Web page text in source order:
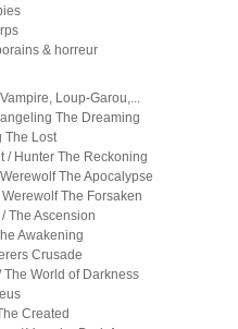
& horreur
Loup-Garou,...
The Dreaming
The Lost
/ Hunter The Reckoning
The Apocalypse
The Forsaken
The Ascension
Awakening
Crusade
World of Darkness
Created